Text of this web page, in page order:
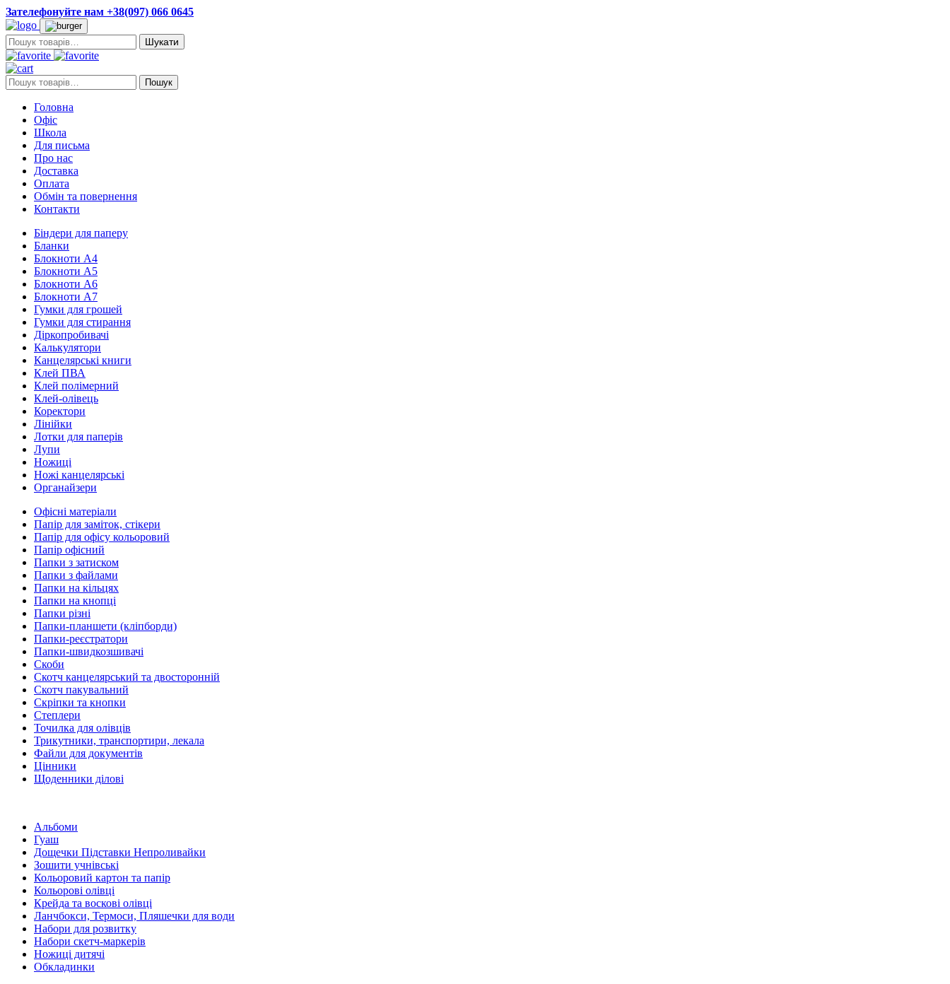
Зателефонуйте нам +38(097) 066 0645
Пошук:
Пошук: Пошук
Головна
Офіс
Школа
Для письма
Про нас
Доставка
Оплата
Обмін та повернення
Контакти
Біндери для паперу
Бланки
Блокноти А4
Блокноти А5
Блокноти А6
Блокноти А7
Гумки для грошей
Гумки для стирання
Діркопробивачі
Калькулятори
Канцелярські книги
Клей ПВА
Клей полімерний
Клей-олівець
Коректори
Лінійки
Лотки для паперів
Лупи
Ножиці
Ножі канцелярські
Органайзери
Офісні матеріали
Папір для заміток, стікери
Папір для офісу кольоровий
Папір офісний
Папки з затиском
Папки з файлами
Папки на кільцях
Папки на кнопці
Папки різні
Папки-планшети (кліпборди)
Папки-реєстратори
Папки-швидкозшивачі
Скоби
Скотч канцелярський та двосторонній
Скотч пакувальний
Скріпки та кнопки
Степлери
Точилка для олівців
Трикутники, транспортири, лекала
Файли для документів
Цінники
Щоденники ділові
Альбоми
Гуаш
Дощечки Підставки Непроливайки
Зошити учнівські
Кольоровий картон та папір
Кольорові олівці
Крейда та воскові олівці
Ланчбокси, Термоси, Пляшечки для води
Набори для розвитку
Набори скетч-маркерів
Ножиці дитячі
Обкладинки